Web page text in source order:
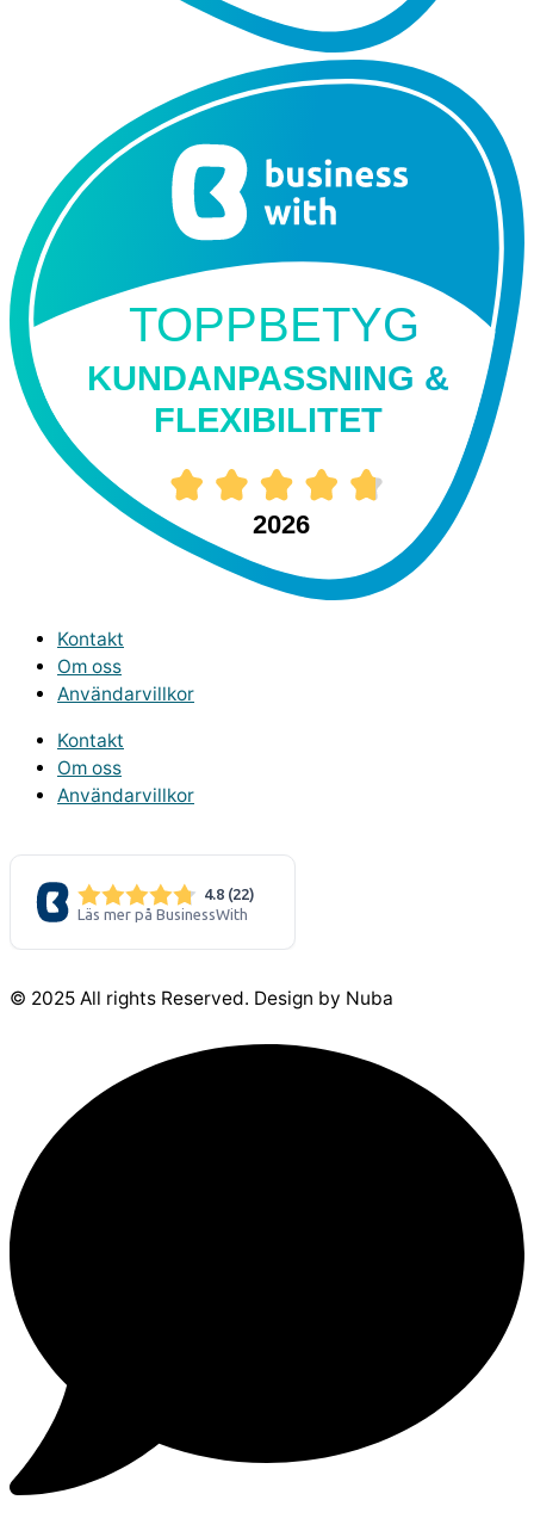
TOPPBETYG
KUNDANPASSNING &
FLEXIBILITET
2026
Kontakt
Om oss
Användarvillkor
Kontakt
Om oss
Användarvillkor
© 2025 All rights Reserved. Design by Nuba